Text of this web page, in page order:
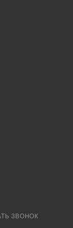
ЗВОНОК